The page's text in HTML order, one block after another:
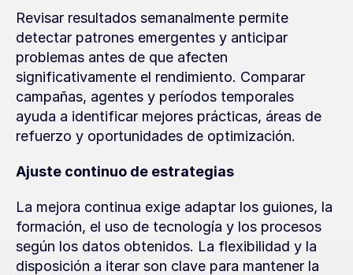
Revisar resultados semanalmente permite
detectar patrones emergentes y anticipar
problemas antes de que afecten
significativamente el rendimiento. Comparar
campañas, agentes y períodos temporales
ayuda a identificar mejores prácticas, áreas de
refuerzo y oportunidades de optimización.
Ajuste continuo de estrategias
La mejora continua exige adaptar los guiones, la
formación, el uso de tecnología y los procesos
según los datos obtenidos. La flexibilidad y la
disposición a iterar son clave para mantener la